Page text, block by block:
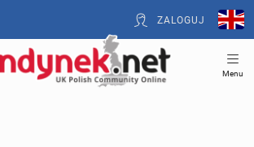
ZALOGUJ
Menu